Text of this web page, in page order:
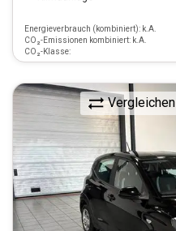
Energieverbrauch (kombiniert): k.A.
CO₂-Emissionen kombiniert: k.A.
CO₂-Klasse:
Vergleichen